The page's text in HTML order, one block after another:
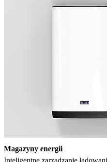
Magazyny energii
Inteligentne zarządzanie